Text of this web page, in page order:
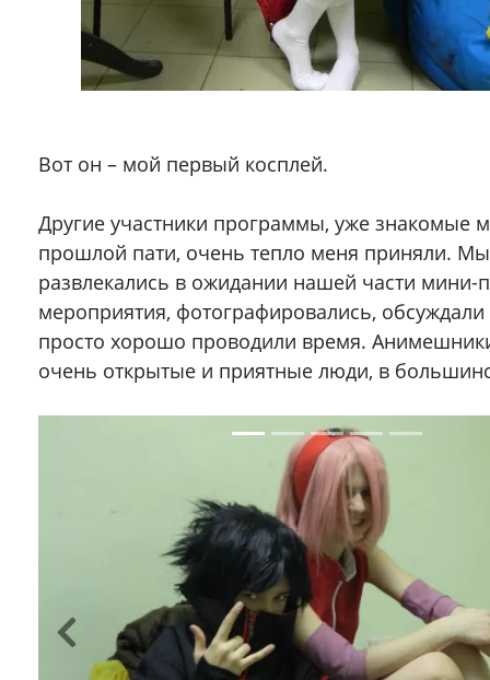
Вот он – мой первый косплей.
Другие участники программы, уже знакомые
прошлой пати, очень тепло меня приняли. Мы
развлекались в ожидании нашей части
мероприятия, фотографировались,
просто хорошо проводили время.
очень открытые и приятные люди, в